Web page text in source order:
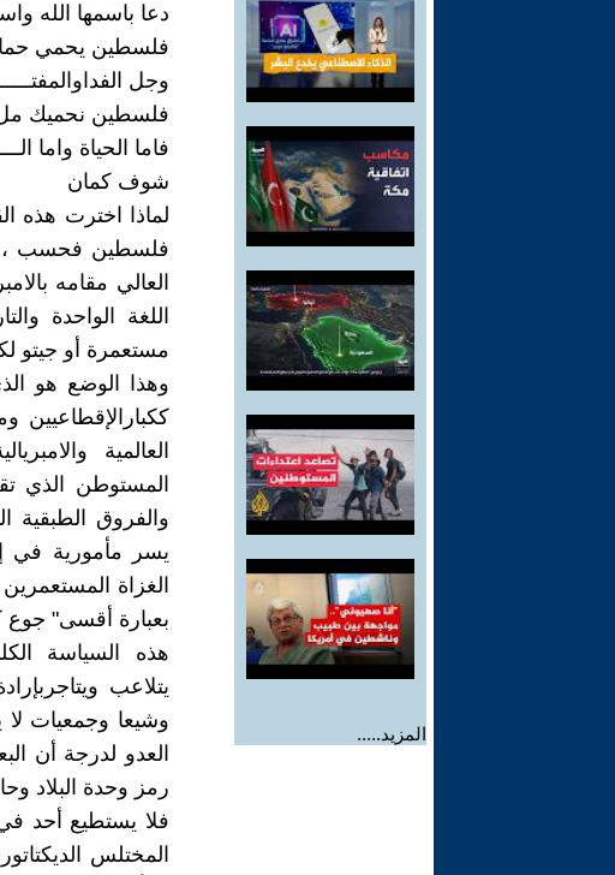
المزيد.....
دعا باسمها الله
فلسطين يحمي حماك
وجل
فلسطين نحميك
فاما الحياة واما
شوف كمان
لماذا اخترت هذه
فلسطين فحسب ،
العالي مقامه
اللغة الواحدة
مستعمرة أو جيتو
وهذا الوضع هو
ككبارالإقطاعيين
العالمية
المستوطن الذي
والفروق الطبقية
يسر مأمورية في
الغزاة
بعبارة أقسى" جوع
هذه السياسة
يتلاعب
وشيعا وجمعيات
العدو لدرجة أن
رمز وحدة البلاد
فلا يستطيع أحد
المختلس